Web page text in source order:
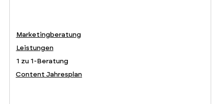
Marketingberatung
Leistungen
1 zu 1-Beratung
Content Jahresplan